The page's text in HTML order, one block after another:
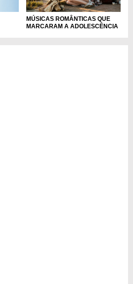
MÚSICAS ROMÂNTICAS QUE
MARCARAM A ADOLESCÊNCIA